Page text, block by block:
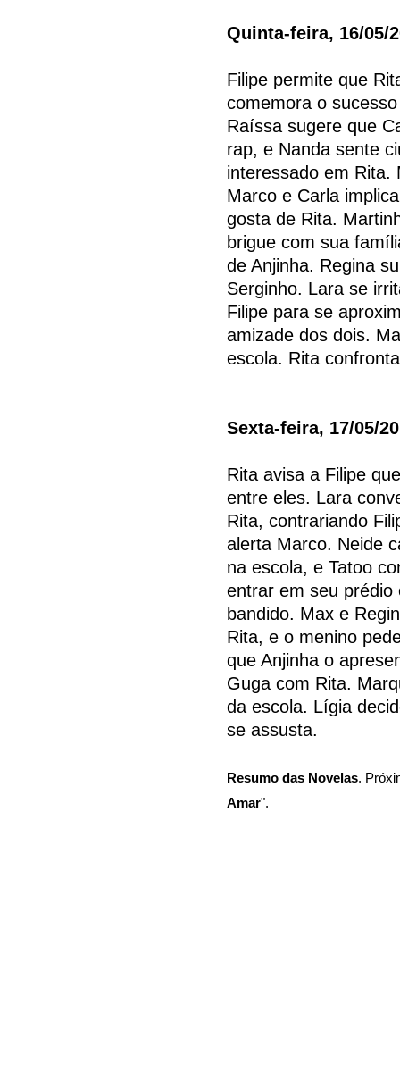
Quinta-feira, 16/05/
Filipe permite que
comemora o
Raíssa sugere que
rap, e Nanda sente
interessado em Rita.
Marco e Carla
gosta de Rita.
brigue com sua
de Anjinha. Regina
Serginho. Lara se
Filipe para se
amizade dos dois.
escola. Rita
Sexta-feira, 17/05/
Rita avisa a Filipe
entre eles. Lara
Rita, contrariando
alerta Marco. Neide
na escola, e Tatoo
entrar em seu prédio
bandido. Max e
Rita, e o menino
que Anjinha o
Guga com Rita.
da escola. Lígia
se assusta.
Resumo das Novelas.
Amar".